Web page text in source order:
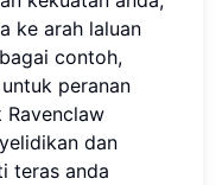
ke arah laluan
contoh,
peranan
Ravenclaw
dan
teras anda